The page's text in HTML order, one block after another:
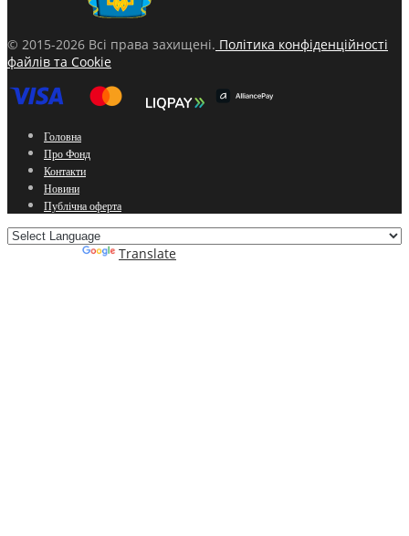
© 2015-2026 Всі права захищені. Політика конфіденційності
файлів та Cookie
Головна
Про Фонд
Контакти
Новини
Публічна оферта
Translate